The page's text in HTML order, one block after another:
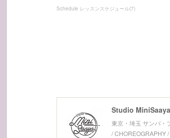
Schedule レッスンスケジュール(7)
Studio MiniSaaya
東京・埼玉 サンバ・
/ CHOREOGRAPHY